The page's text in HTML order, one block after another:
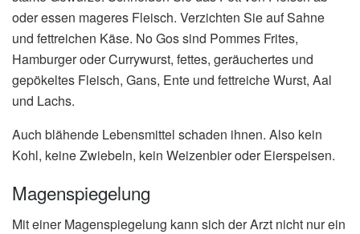
oder essen mageres Fleisch. Verzichten Sie auf Sahne
und fettreichen Käse. No Gos sind Pommes Frites,
Hamburger oder Currywurst, fettes, geräuchertes und
gepökeltes Fleisch, Gans, Ente und fettreiche Wurst, Aal
und Lachs.
Auch blähende Lebensmittel schaden ihnen. Also kein
Kohl, keine Zwiebeln, kein Weizenbier oder Eierspeisen.
Magenspiegelung
Mit einer Magenspiegelung kann sich der Arzt nicht nur ein